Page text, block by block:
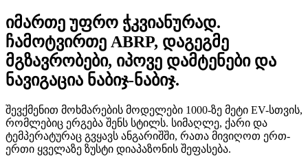
იმართე უფრო ჭკვიანურად.
ჩამოტვირთე ABRP, დაგეგმე
მგზავრობები, იპოვე დამტენები და
ნავიგაცია ნაბიჯ-ნაბიჯ.
შევქმენით მოხმარების მოდელები 1000-ზე მეტი EV-სთვის,
რომლებიც ერგება შენს სტილს. სიმაღლე, ქარი და
ტემპერატურაც გვყავს ანგარიშში, რათა მივიღოთ ერთ-
ერთი ყველაზე ზუსტი დიაპაზონის შეფასება.